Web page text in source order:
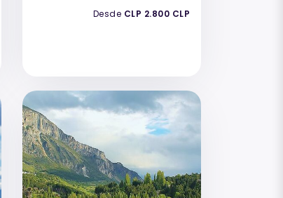
Desde CLP 2.800 CLP